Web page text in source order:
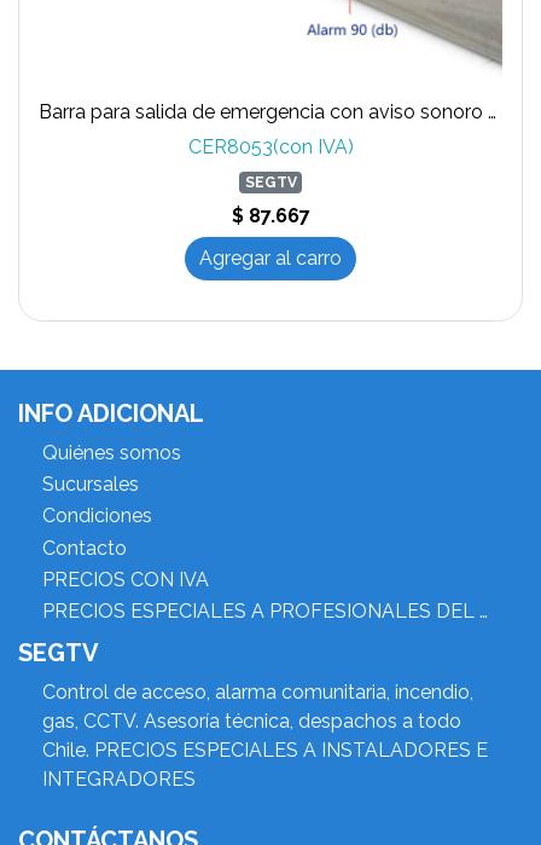
Barra para salida de emergencia con aviso sonoro de puerta abierta
CER8053(con IVA)
SEGTV
$ 87.667
Agregar al carro
INFO ADICIONAL
Quiénes somos
Sucursales
Condiciones
Contacto
PRECIOS CON IVA
PRECIOS ESPECIALES A PROFESIONALES DEL RUBRO
SEGTV
Control de acceso, alarma comunitaria, incendio,
gas, CCTV. Asesoría técnica, despachos a todo
Chile. PRECIOS ESPECIALES A INSTALADORES E
INTEGRADORES